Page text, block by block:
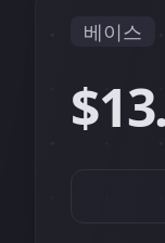
베이스